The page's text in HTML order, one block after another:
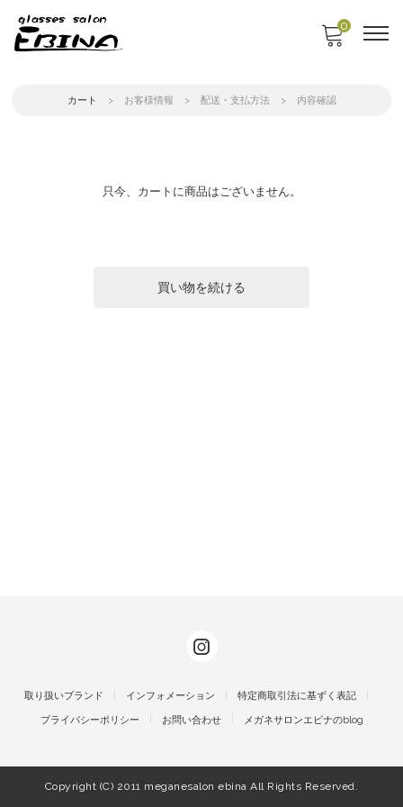
0
カート お客様情報 配送・支払方法 内容確認
只今、カートに商品はございません。
取り扱いブランド インフォメーション 特定商取引法に基ずく表記
プライバシーポリシー お問い合わせ メガネサロンエビナのblog
Copyright (C) 2011 meganesalon ebina All Rights Reserved.